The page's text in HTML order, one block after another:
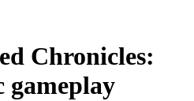
Chronicles:
gameplay